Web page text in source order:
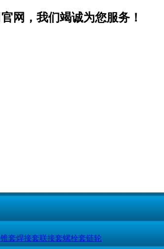
网，我们竭诚为您服务！
锥套焊接套联接套螺栓套链轮